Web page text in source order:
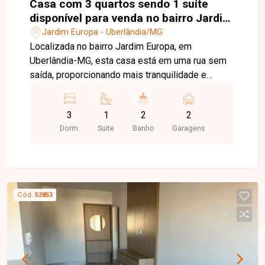
Casa com 3 quartos sendo 1 suíte
disponível para venda no bairro Jardim
Europa em Uberlândia-MG
Jardim Europa - Uberlândia/MG
Localizada no bairro Jardim Europa, em
Uberlândia-MG, esta casa está em uma rua sem
saída, proporcionando mais tranquilidade e
minutos do novo Colégio Militar, o imóvel está
em uma região com excelente infraestrutura, fácil
acesso às principais vias da cidade e próximo a
em sala integrada à cozinha americana, 03
quartos, sendo 01 suíte, banheiro social e
garagem coberta para 02 veículos. A cozinha é
planejada com móveis sob medida e equipada
com cooktop, forno embutido e coifa. A suíte
conta com guarda-roupa planejado, enquanto os
3
Dorm.
1
Suite
2
Banho
2
Garagens
Cód. 52853